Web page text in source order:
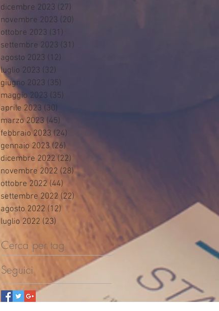
dicembre 2023 (27)
novembre 2023 (20)
ottobre 2023 (31)
settembre 2023 (31)
agosto 2023 (12)
luglio 2023 (32)
giugno 2023 (35)
maggio 2023 (35)
aprile 2023 (30)
marzo 2023 (45)
febbraio 2023 (24)
gennaio 2023 (26)
dicembre 2022 (22)
novembre 2022 (28)28 post
ottobre 2022 (44) 44 post
settembre 2022 (22) 22 post
agosto 2022 (12) 12 post
luglio 2022 (23)
Cerca per tag
Seguici